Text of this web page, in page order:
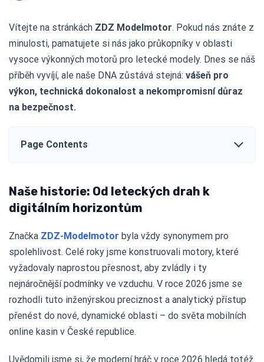
Vítejte na stránkách ZDZ Modelmotor. Pokud nás znáte z
minulosti, pamatujete si nás jako průkopníky v oblasti
vysoce výkonných motorů pro letecké modely. Dnes se náš
příběh vyvíjí, ale naše DNA zůstává stejná: vášeň pro
výkon, technická dokonalost a nekompromisní důraz
na bezpečnost.
Page Contents
Naše historie: Od leteckých drah k
digitálním horizontům
Značka ZDZ-Modelmotor byla vždy synonymem pro
spolehlivost. Celé roky jsme konstruovali motory, které
vyžadovaly naprostou přesnost, aby zvládly i ty
nejnáročnější podmínky ve vzduchu. V roce 2026 jsme se
rozhodli tuto inženýrskou preciznost a analytický přístup
přenést do nové, dynamické oblasti – do světa mobilních
online kasin v České republice.
Uvědomili jsme si, že moderní hráč v roce 2026 hledá totéž